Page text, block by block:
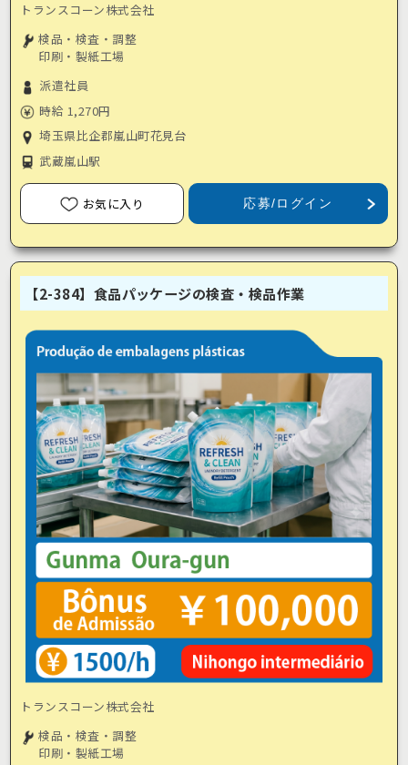
トランスコーン株式会社
検品・検査・調整
印刷・製紙工場
派遣社員
時給 1,270円
埼玉県比企郡嵐山町花見台
武蔵嵐山駅
お気に入り 応募/ログイン
【2-384】食品パッケージの検査・検品作業
トランスコーン株式会社
検品・検査・調整
印刷・製紙工場